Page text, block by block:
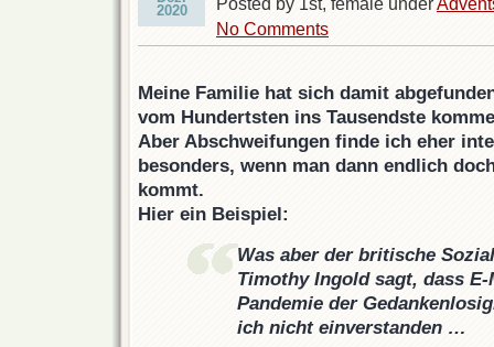
2020
Posted by 1st, female under
No Comments
Meine Familie hat sich damit
vom Hundertsten ins Tausendste
Aber Abschweifungen finde ich eher
besonders, wenn man dann endlich
kommt.
Hier ein Beispiel:
Was aber der britische
Timothy Ingold sagt, dass E-
Pandemie der
ich nicht einverstanden …